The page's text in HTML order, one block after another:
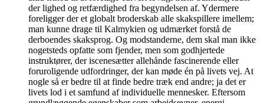
der lighed og retfærdighed fra begyndelsen af. Ydermere
foreligger der et globalt broderskab alle skakspillere imellem;
man kunne drage til Kalmykien og udmærket forstå de
derboendes skaksprog. Og modstanderne, dem skal man ikke
nogetsteds opfatte som fjender, men som godhjertede
instruktører, der iscenesætter allehånde fascinerende eller
foruroligende udfordringer, der kan møde én på livets vej. At
nogle så er bedre til at finde bedre træk end andre; ja det er
livets lod i et samfund af individuelle mennesker. Eftersom